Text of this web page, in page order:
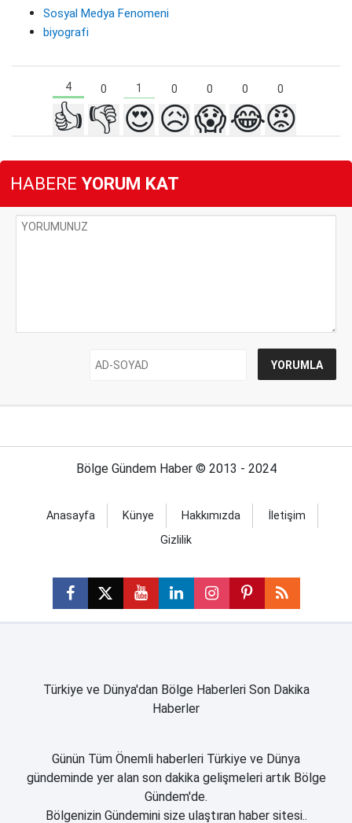
Sosyal Medya Fenomeni
biyografi
4 0 1 0 0 0 0
👍 👎 😍😥😱😂😡
HABERE YORUM KAT
Bölge Gündem Haber © 2013 - 2024
Anasayfa Künye Hakkımızda
İletişim
Gizlilik
Türkiye ve Dünya'dan Bölge Haberleri Son Dakika
Haberler
Günün Tüm Önemli haberleri Türkiye ve Dünya
gündeminde yer alan son dakika gelişmeleri artık Bölge
Gündem'de.
Bölgenizin Gündemini size ulaştıran haber sitesi..